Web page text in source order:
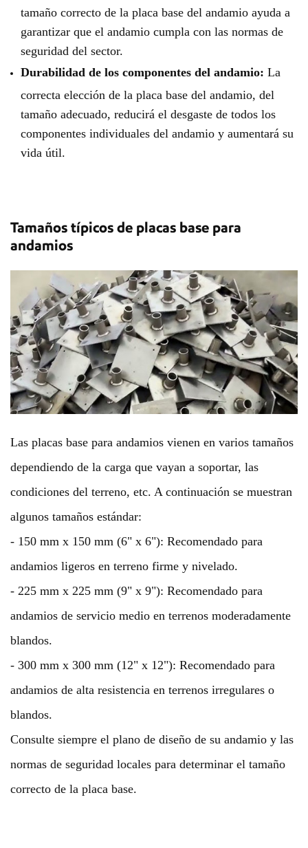
tamaño correcto de la placa base del andamio ayuda a
garantizar que el andamio cumpla con las normas de
seguridad del sector.
Durabilidad de los componentes del andamio: La
correcta elección de la placa base del andamio, del
tamaño adecuado, reducirá el desgaste de todos los
componentes individuales del andamio y aumentará su
vida útil.
Tamaños típicos de placas base para
andamios
Las placas base para andamios vienen en varios tamaños
dependiendo de la carga que vayan a soportar, las
condiciones del terreno, etc. A continuación se muestran
algunos tamaños estándar:
- 150 mm x 150 mm (6" x 6"): Recomendado para
andamios ligeros en terreno firme y nivelado.
- 225 mm x 225 mm (9" x 9"): Recomendado para
andamios de servicio medio en terrenos moderadamente
blandos.
- 300 mm x 300 mm (12" x 12"): Recomendado para
andamios de alta resistencia en terrenos irregulares o
blandos.
Consulte siempre el plano de diseño de su andamio y las
normas de seguridad locales para determinar el tamaño
correcto de la placa base.